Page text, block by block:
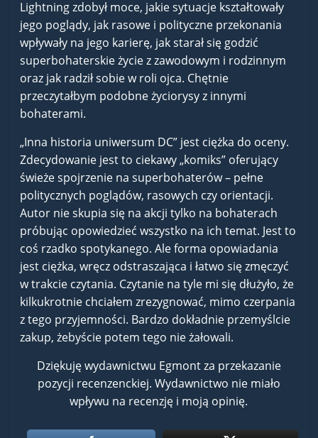
Lightning zdobył moce, jakie sytuacje kształtowały
jego poglądy, jak rasowe i polityczne przekonania
wpływały na jego karierę, jak starał się godzić
superbohaterskie życie z zawodowym i rodzinnym
oraz jak radził sobie w roli ojca. Chętnie
przeczytałbym podobne życiorysy z innymi
bohaterami.
„Inna historia uniwersum DC” jest ciężka do oceny.
Zdecydowanie jest to ciekawy „komiks” oferujący
świeże spojrzenie na superbohaterów – pełne
politycznych poglądów, rasowych czy orientacji.
Autor nie skupia się na akcji tylko na bohaterach
próbując opowiedzieć wszystko na ich temat. Jest to
coś rzadko spotykanego. Ale forma opowiadania
jest ciężka, wręcz odstraszająca i łatwo się zmęczyć
w trakcie czytania. Czytanie na tyle mi się dłużyło, że
kilkukrotnie chciałem zrezygnować, mimo czerpania
z tego przyjemności. Bardzo dokładnie przemyślcie
zakup, żebyście potem tego nie żałowali.
Dziękuję wydawnictwu Egmont za przekazanie
pozycji recenzenckiej. Wydawnictwo nie miało
wpływu na recenzję i moją opinię.